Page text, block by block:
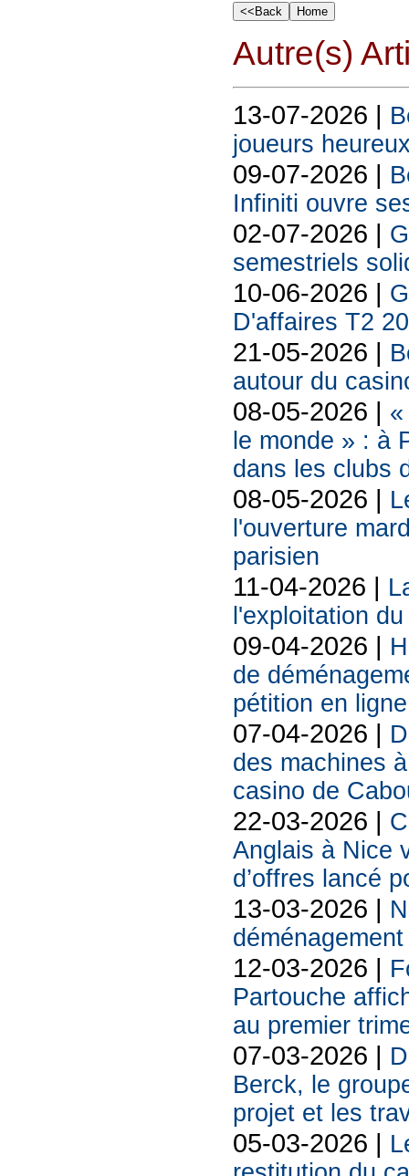
Autre(s)
13-07-2026 |
joueurs
09-07-2026 |
Infiniti ouvre
02-07-2026 |
semestriels
10-06-2026 |
D'affaires T2
21-05-2026 |
autour du
08-05-2026 |
le monde » : à
dans les clubs
08-05-2026 |
l'ouverture
parisien
11-04-2026 |
l'exploitation
09-04-2026 |
de
pétition en ligne
07-04-2026 |
des machines
casino de
22-03-2026 |
Anglais à Nice
d’offres lancé
13-03-2026 |
12-03-2026 |
Partouche
au premier
07-03-2026 |
Berck, le
projet et les
05-03-2026 |